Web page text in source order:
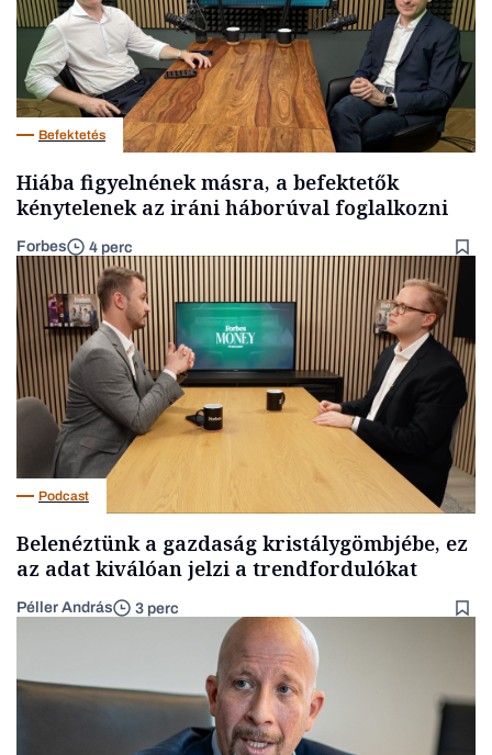
Befektetés
Hiába figyelnének másra, a befektetők
kénytelenek az iráni háborúval foglalkozni
Forbes 4 perc
Podcast
Belenéztünk a gazdaság kristálygömbjébe, ez
az adat kiválóan jelzi a trendfordulókat
Péller András 3 perc